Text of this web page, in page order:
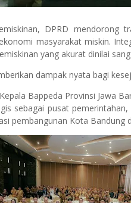
DPRD mendorong
masyarakat miskin.
yang akurat dinilai
dampak nyata bagi
Bappeda Provinsi Jawa
sebagai pusat
pembangunan Kota Bandung